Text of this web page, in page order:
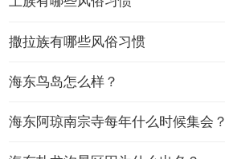
撒拉族有哪些风俗习惯
海东鸟岛怎么样？
海东阿琼南宗寺每年什么时候集会？